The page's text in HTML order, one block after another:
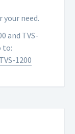
need.
and TVS-
to:
1200